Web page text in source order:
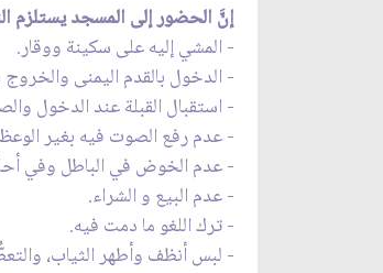
إنَّ الحضور إلى المسجد يستلزم
- المشي إليه على سكينة ووقار.
- الدخول بالقدم اليمنى والخروج
- استقبال القبلة عند الدخول
- عدم رفع الصوت فيه بغير الوعظ
- عدم الخوض في الباطل وفي
- عدم البيع و الشراء.
- ترك اللغو ما دمت فيه.
- لبس أنظف وأطهر الثياب،